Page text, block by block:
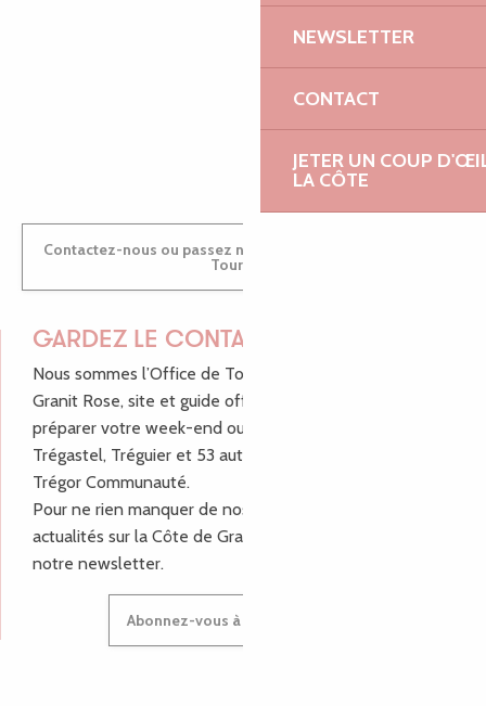
NEWSLETTER
CONTACT
JETER UN COUP
LA CÔTE
MARINE
ANTOINE
Contactez-nous ou passez nous voir dans nos Offices de
Tourisme
GARDEZ LE CONTACT !
Nous sommes l’Office de Tourisme Bretagne - Côte de
Granit Rose, site et guide officiel pour vous aider à
préparer votre week-end ou vos vacances à Lannion,
Trégastel, Tréguier et 53 autres communes de Lannion-
Trégor Communauté.
Pour ne rien manquer de nos bons plans et nos
actualités sur la Côte de Granit Rose, inscrivez-vous à
notre newsletter.
Abonnez-vous à notre newsletter